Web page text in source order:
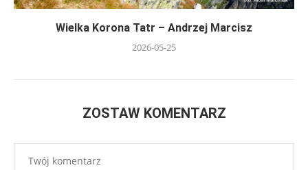
Wielka Korona Tatr – Andrzej Marcisz
2026-05-25
ZOSTAW KOMENTARZ